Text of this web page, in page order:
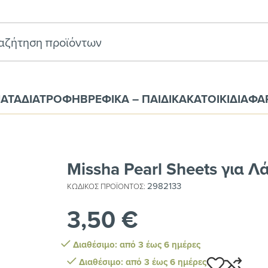
ΔΙΑΤΡΟΦΗΒΡΕΦΙΚΑ – ΠΑΙΔΙΚΑΚΑΤΟΙΚΙΔΙΑ
ΥγείαςΠεριποίηση ΠροσώπουΜάσκεςMissha Pearl
Missha Pearl Sheets για
ΚΩΔΙΚΌΣ ΠΡΟΪΌΝΤΟΣ: 2982133
3,50€
Διαθέσιμο: από 3 έως 6 ημέρες
Διαθέσιμο: από 3 έως 6 ημέρες